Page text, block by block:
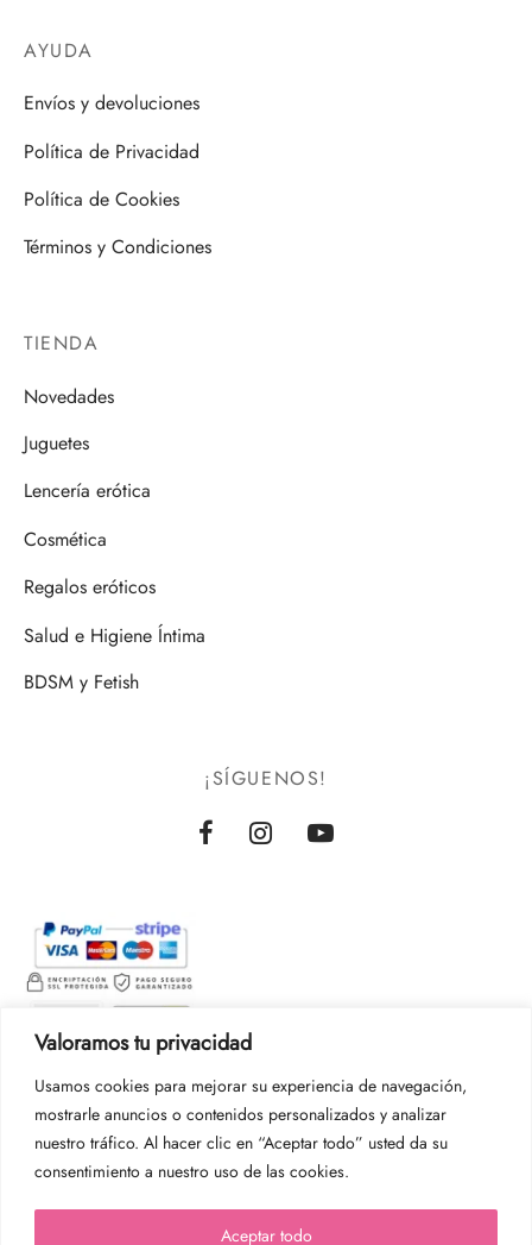
Valoramos tu privacidad
Usamos cookies para mejorar su experiencia de navegación,
mostrarle anuncios o contenidos personalizados y analizar
nuestro tráfico. Al hacer clic en “Aceptar todo” usted da su
consentimiento a nuestro uso de las cookies.
Aceptar todo
AYUDA
Envíos y devoluciones
Política de Privacidad
Política de Cookies
Términos y Condiciones
TIENDA
Novedades
Juguetes
Lencería erótica
Cosmética
Regalos eróticos
Salud e Higiene Íntima
BDSM y Fetish
¡SÍGUENOS!